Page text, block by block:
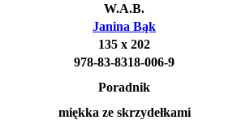
W.A.B.
Janina Bąk
135 x 202
978-83-8318-006-9
Poradnik
miękka ze skrzydełkami